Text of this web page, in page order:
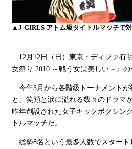
▲J-GIRLS アトム級タイトルマッチで
12月12日（日）東京・ディファ有
女祭り 2010 ～戦う女は美しい～』
今年3月から各階級トーナメント
と、笑顔と涙に溢れる数々のドラ
昨年創設された女子キックボクシン
トルマッチだ。
総勢8名という最多人数でスター